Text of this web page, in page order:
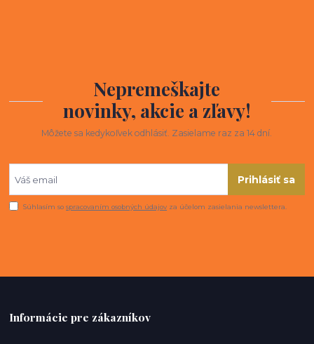
Nepremeškajte
novinky, akcie a zľavy!
Môžete sa kedykoľvek odhlásiť. Zasielame raz za 14 dní.
Prihlásiť sa
Súhlasím sospracovaním osobných údajov za účelom zasielania newslettera.
Informácie pre zákazníkov